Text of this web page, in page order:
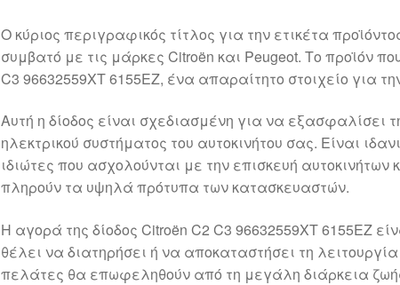
Ο κύριος περιγραφικός τίτλος για την ετικέτα
συμβατό με τις μάρκες Citroën και Peugeot. Το προϊόν
C3 96632559XT 6155EZ, ένα απαραίτητο στοιχείο για
Αυτή η δίοδος είναι σχεδιασμένη για να εξασφαλίσει
ηλεκτρικού συστήματος του αυτοκινήτου σας. Είναι
ιδιώτες που ασχολούνται με την επισκευή
πληρούν τα υψηλά πρότυπα των κατασκευαστών.
Η αγορά της δίοδος Citroën C2 C3 96632559XT 6155EZ
θέλει να διατηρήσει ή να αποκαταστήσει τη
πελάτες θα επωφεληθούν από τη μεγάλη διάρκεια ζωής